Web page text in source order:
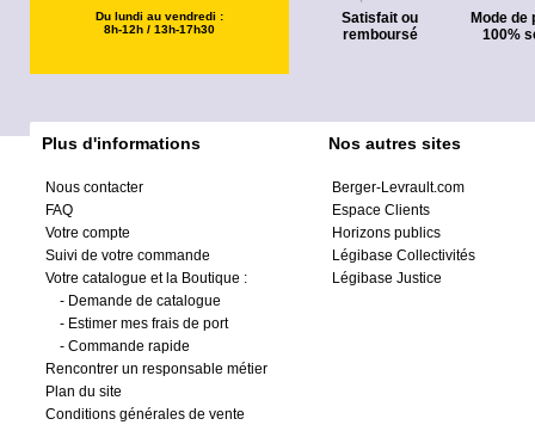
Du lundi au vendredi :
8h-12h / 13h-17h30
Satisfait ou
remboursé
Mode de
100%
Plus d'informations
Nous contacter
FAQ
Votre compte
Suivi de votre commande
Votre catalogue et la Boutique :
- Demande de catalogue
- Estimer mes frais de port
- Commande rapide
Rencontrer un responsable métier
Plan du site
Conditions générales de vente
Nos autres sites
Berger-Levrault.com
Espace Clients
Horizons publics
Légibase Collectivités
Légibase Justice